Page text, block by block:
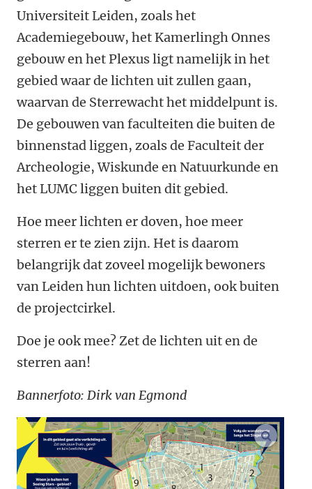
Universiteit Leiden, zoals het
Academiegebouw, het Kamerlingh Onnes
gebouw en het Plexus ligt namelijk in het
gebied waar de lichten uit zullen gaan,
waarvan de Sterrewacht het middelpunt is.
De gebouwen van faculteiten die buiten de
binnenstad liggen, zoals de Faculteit der
Archeologie, Wiskunde en Natuurkunde en
het LUMC liggen buiten dit gebied.
Hoe meer lichten er doven, hoe meer
sterren er te zien zijn. Het is daarom
belangrijk dat zoveel mogelijk bewoners
van Leiden hun lichten uitdoen, ook buiten
de projectcirkel.
Doe je ook mee? Zet de lichten uit en de
sterren aan!
Bannerfoto: Dirk van Egmond